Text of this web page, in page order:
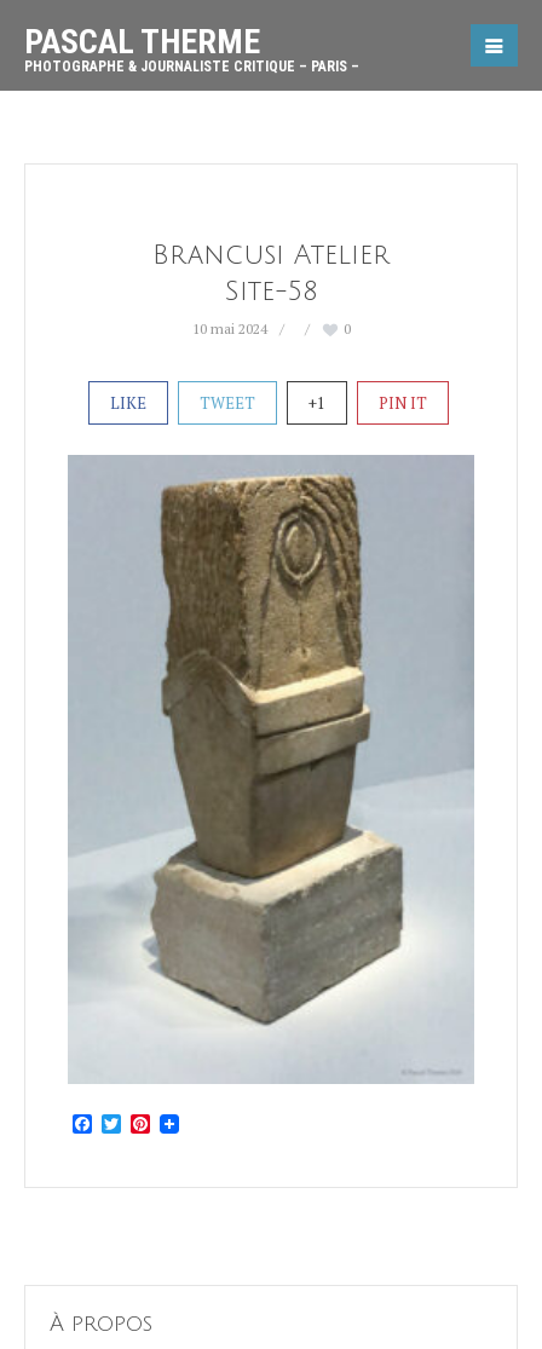
PASCAL THERME
PHOTOGRAPHE & JOURNALISTE CRITIQUE – PARIS –
Brancusi Atelier
Site-58
10 mai 2024 0
LIKE TWEET +1 PIN IT
Facebook
TwitterPinterest
À propos